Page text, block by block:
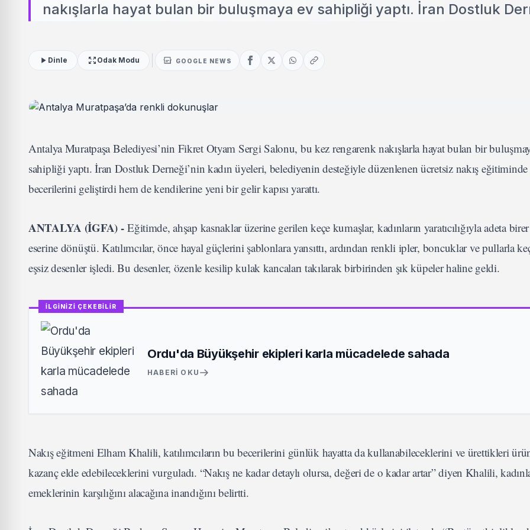
nakışlarla hayat bulan bir buluşmaya ev sahipliği yaptı. İran Dostluk
Dinle Odak Modu GOOGLE NEWS
Antalya Muratpaşa Belediyesi’nin Fikret Otyam Sergi Salonu, bu kez rengarenk nakışlarla hayat bulan bir
sahipliği yaptı. İran Dostluk Derneği’nin kadın üyeleri, belediyenin desteğiyle düzenlenen ücretsiz nakış
becerilerini geliştirdi hem de kendilerine yeni bir gelir kapısı yarattı.
ANTALYA (İGFA) -Eğitimde, ahşap kasnaklar üzerine gerilen keçe kumaşlar, kadınların yaratıcılığıyla adeta
eserine dönüştü. Katılımcılar, önce hayal güçlerini şablonlara yansıttı, ardından renkli ipler, boncuklar ve pullarla
eşsiz desenler işledi. Bu desenler, özenle kesilip kulak kancaları takılarak birbirinden şık küpeler haline geldi.
İLGİNİZİ ÇEKEBİLİR
Ordu'da Büyükşehir ekipleri karla mücadelede sahada
HABERI OKU
Nakış eğitmeni Elham Khalili, katılımcıların bu becerilerini günlük hayatta da kullanabileceklerini ve ürettikleri
kazanç elde edebileceklerini vurguladı. “Nakış ne kadar detaylı olursa, değeri de o kadar artar” diyen Khalili,
emeklerinin karşılığını alacağına inandığını belirtti.